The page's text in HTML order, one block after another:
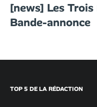
[news] Les
Bande-annonce
TOP 5 DE LA RÉDACTION